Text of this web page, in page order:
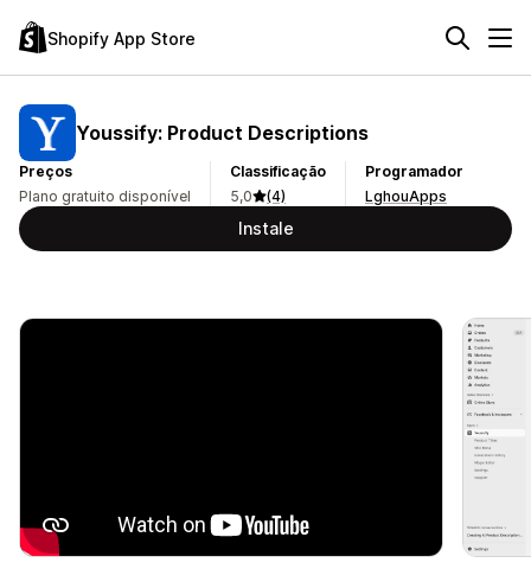
Shopify App Store
Youssify: Product Descriptions
Preços
Plano gratuito disponível
Classificação
5,0
(4)
Programador
LghouApps
Instale